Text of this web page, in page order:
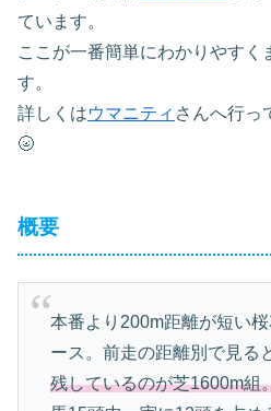
ています。
ここが一番簡単にわかりやすく
す。
詳しくはウマニティ さんへ行っ
🌝
概要
本番より200m距離が短い
ース。前走の距離別で見る
残しているのが芝1600m組